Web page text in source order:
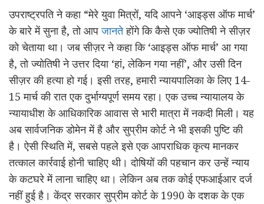
उपराष्ट्रपति ने कहा “मेरे युवा मित्रों, यदि आपने ‘आइड्स ऑफ मार्च’
के बारे में सुना है, तो आपजानतेहोंगे कि कैसे एक ज्योतिषी ने सीज़र
को चेताया था। जब सीज़र ने कहा कि ‘आइड्स ऑफ मार्च’ आ गया
है, तो ज्योतिषी ने उत्तर दिया ‘हां, लेकिन गया नहीं’, और उसी दिन
सीज़र की हत्या हो गई। इसी तरह, हमारी न्यायपालिका के लिए 14-
15 मार्च की रात एक दुर्भाग्यपूर्ण समय रहा। एक उच्च न्यायालय के
न्यायाधीश के आधिकारिक आवास से भारी मात्रा में नकदी मिली। यह
अब सार्वजनिक डोमेन में है और सुप्रीम कोर्ट ने भी इसकी पुष्टि की
है। ऐसी स्थिति में, सबसे पहले इसे एक आपराधिक कृत्य मानकर
तत्काल कार्रवाई होनी चाहिए थी। दोषियों की पहचान कर उन्हें न्याय
के कटघरे में लाना चाहिए था। लेकिन अब तक कोई एफआईआर दर्ज
नहीं हुई है। केंद्र सरकार सुप्रीम कोर्ट के 1990 के दशक के एक